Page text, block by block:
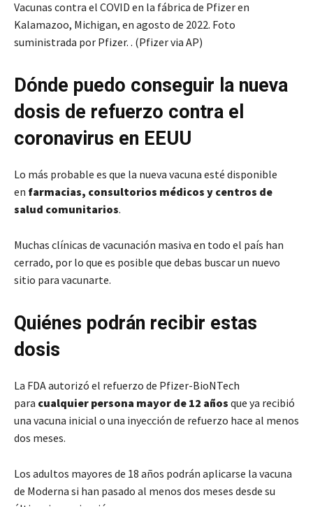
Vacunas contra el COVID en la fábrica de Pfizer en
Kalamazoo, Michigan, en agosto de 2022. Foto
suministrada por Pfizer. . (Pfizer via AP)
Dónde puedo conseguir la nueva
dosis de refuerzo contra el
coronavirus en EEUU
Lo más probable es que la nueva vacuna esté disponible
en farmacias, consultorios médicos y centros de
salud comunitarios.
Muchas clínicas de vacunación masiva en todo el país han
cerrado, por lo que es posible que debas buscar un nuevo
sitio para vacunarte.
Quiénes podrán recibir estas
dosis
La FDA autorizó el refuerzo de Pfizer-BioNTech
para cualquier persona mayor de 12 años que ya recibió
una vacuna inicial o una inyección de refuerzo hace al menos
dos meses.
Los adultos mayores de 18 años podrán aplicarse la vacuna
de Moderna si han pasado al menos dos meses desde su